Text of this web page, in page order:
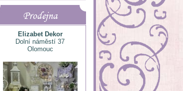
Prodejna
Elizabet Dekor
Dolní náměstí 37
Olomouc